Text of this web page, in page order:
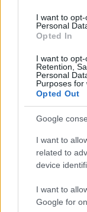
I want to
Personal
Opted In
I want to opt-
Retention,
Personal
Purposes for
Opted Out
Google
I want to
related to
device
I want to
Google for
lending ).
agli utenti di
propri prestiti.
interessi
interesse in
maggiore
DeFi è basato
contrarre un
significa che gli
o il proprio